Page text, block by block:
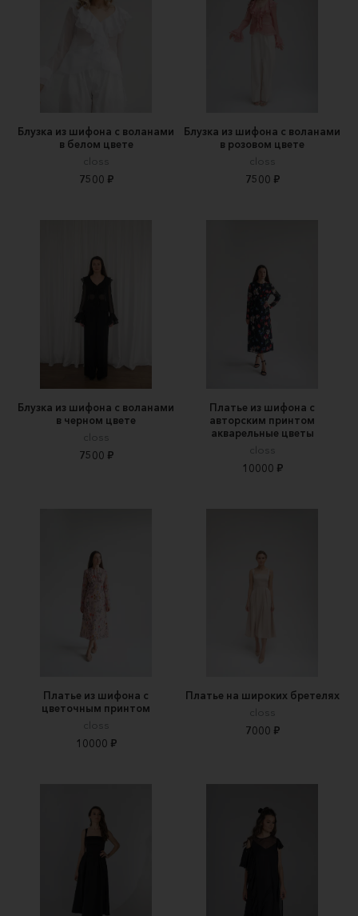
Блузка из шифона с воланами
в белом цвете
closs
7500 ₽
Блузка из шифона с воланами
в розовом цвете
closs
7500 ₽
Блузка из шифона с воланами
в черном цвете
closs
7500 ₽
Платье из шифона с
авторским принтом
акварельные цветы
closs
10000 ₽
Платье из шифона с
цветочным принтом
closs
10000 ₽
Платье на широких бретелях
closs
7000 ₽